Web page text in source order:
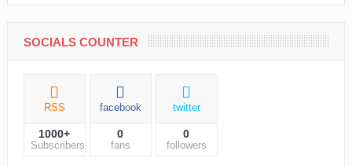
SOCIALS COUNTER
RSS
1000+
Subscribers
facebook
0
fans
twitter
0
followers